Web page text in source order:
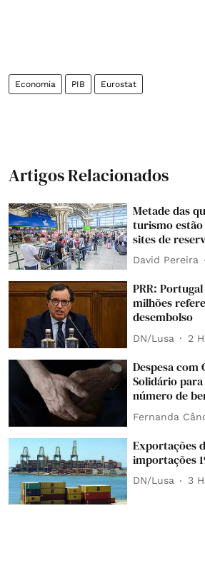
Economia PIB Eurostat
Artigos Relacionados
Metade das
turismo
sites de
David Pereira
PRR:
milhões
desembolso
DN/Lusa 2
Despesa com
Solidário
número de
Fernanda
Exportações
importações
DN/Lusa 3